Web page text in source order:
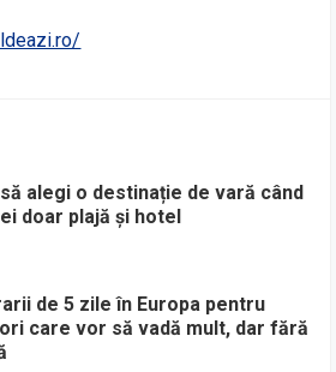
alegi o destinație de vară când
doar plajă și hotel
de 5 zile în Europa pentru
care vor să vadă mult, dar fără